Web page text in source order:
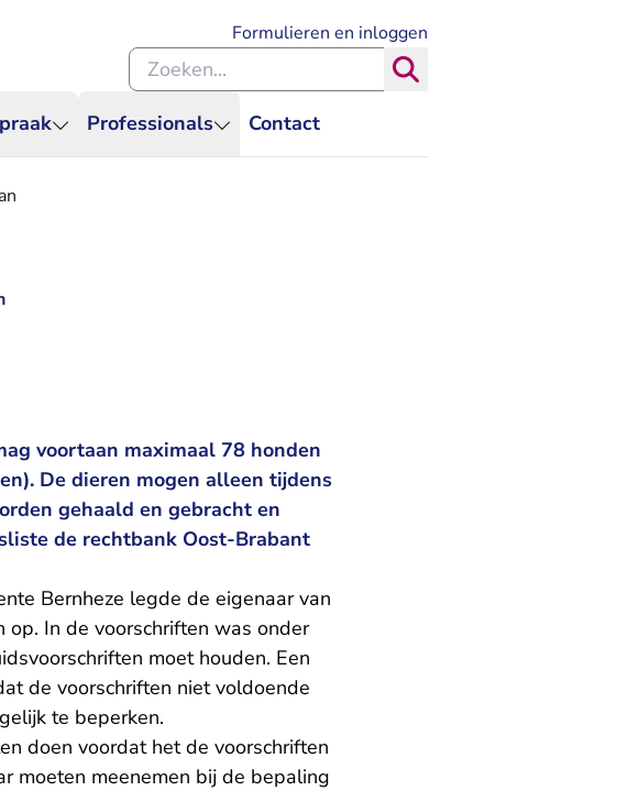
Professionals Contact
Formulieren en inloggen
Zoeken binnen de Rechtspraak
voortaan maximaal 78 honden
De dieren mogen alleen tijdens
gehaald en gebracht en
de rechtbank Oost-Brabant
Bernheze legde de eigenaar van
In de voorschriften was onder
moet houden. Een
de voorschriften niet voldoende
te beperken.
doen voordat het de voorschriften
moeten meenemen bij de bepaling